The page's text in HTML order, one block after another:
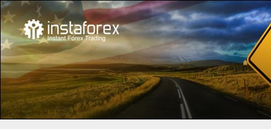
فتح حساب فوري
افتح حساب تداول